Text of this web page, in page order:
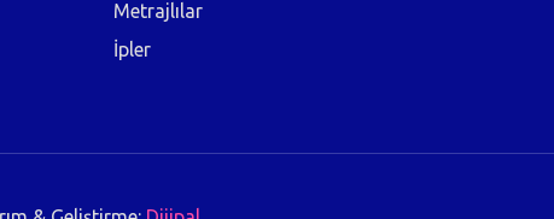
Metrajlılar
İpler